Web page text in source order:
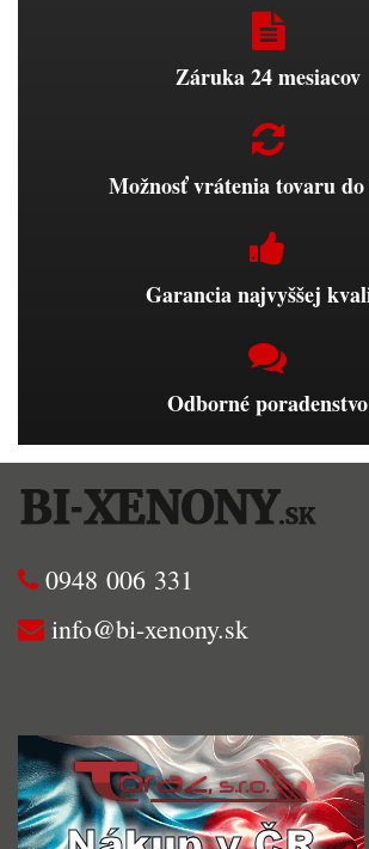
Záruka 24 mesiacov
Možnosť vrátenia tovaru
Garancia najvyššej
Odborné poradenstvo
0948 006 331
info@bi-xenony.sk